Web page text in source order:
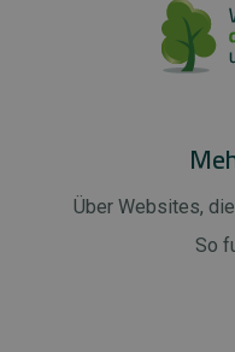
Über Websites,
So